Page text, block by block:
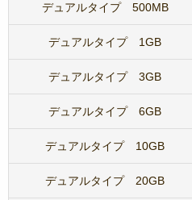
デュアルタイプ 500MB
デュアルタイプ 1GB
デュアルタイプ 3GB
デュアルタイプ 6GB
デュアルタイプ 10GB
デュアルタイプ 20GB